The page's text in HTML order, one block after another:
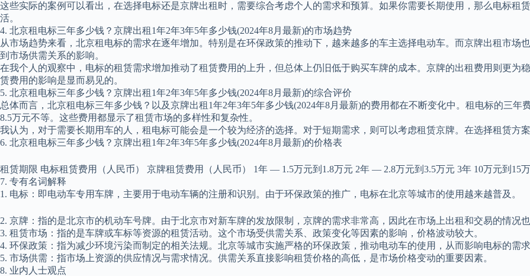
这些实际的案例可以看出，在选择电标还是京牌出租时，需要综合考虑个人的需求和预算。如果你需要长期使用，那么电标租
活。
4. 北京租电标三年多少钱？京牌出租1年2年3年5年多少钱(2024年8月最新)的市场趋势
从市场趋势来看，北京租电标的需求在逐年增加。特别是在环保政策的推动下，越来越多的车主选择电动车。而京牌出租市场
到市场供需关系的影响。
在我个人的观察中，电标的租赁需求增加推动了租赁费用的上升，但总体上仍旧低于购买车牌的成本。京牌的出租费用则更为
赁费用的影响是显而易见的。
5. 北京租电标三年多少钱？京牌出租1年2年3年5年多少钱(2024年8月最新)的综合评价
总体而言，北京租电标三年多少钱？以及京牌出租1年2年3年5年多少钱(2024年8月最新)的费用都在不断变化中。租电标的三年
8.5万元不等。这些费用都显示了租赁市场的多样性和复杂性。
我认为，对于需要长期用车的人，租电标可能会是一个较为经济的选择。对于短期需求，则可以考虑租赁京牌。在选择租赁方
6. 北京租电标三年多少钱？京牌出租1年2年3年5年多少钱(2024年8月最新)的价格表
租赁期限 电标租赁费用（人民币） 京牌租赁费用（人民币） 1年 — 1.5万元到1.8万元 2年 — 2.8万元到3.5万元 3年 10万元到15
7. 专有名词解释
1. 电标：即电动车专用车牌，主要用于电动车辆的注册和识别。由于环保政策的推广，电标在北京等城市的使用越来越普及。
2. 京牌：指的是北京市的机动车号牌。由于北京市对新车牌的发放限制，京牌的需求非常高，因此在市场上出租和交易的情况也
3. 租赁市场：指的是车牌或车标等资源的租赁活动。这个市场受供需关系、政策变化等因素的影响，价格波动较大。
4. 环保政策：指为减少环境污染而制定的相关法规。北京等城市实施严格的环保政策，推动电动车的使用，从而影响电标的需求
5. 市场供需：指市场上资源的供应情况与需求情况。供需关系直接影响租赁价格的高低，是市场价格变动的重要因素。
8. 业内人士观点